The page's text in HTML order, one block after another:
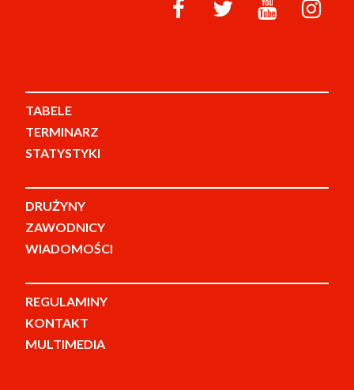
TABELE
TERMINARZ
STATYSTYKI
DRUŻYNY
ZAWODNICY
WIADOMOŚCI
REGULAMINY
KONTAKT
MULTIMEDIA